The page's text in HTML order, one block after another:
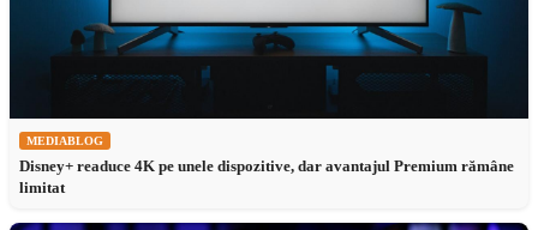
MEDIABLOG
Disney+ readuce 4K pe unele dispozitive, dar avantajul Premium rămâne
limitat